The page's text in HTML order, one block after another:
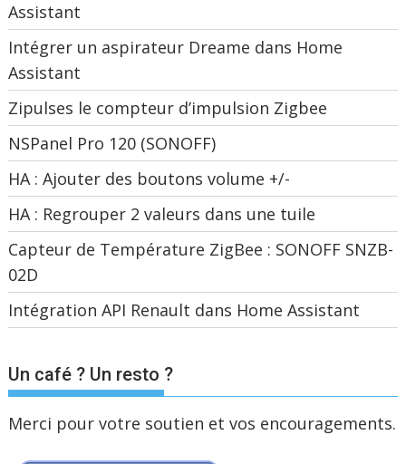
Assistant
Intégrer un aspirateur Dreame dans Home
Assistant
Zipulses le compteur d’impulsion Zigbee
NSPanel Pro 120 (SONOFF)
HA : Ajouter des boutons volume +/-
HA : Regrouper 2 valeurs dans une tuile
Capteur de Température ZigBee : SONOFF SNZB-
02D
Intégration API Renault dans Home Assistant
Un café ? Un resto ?
Merci pour votre soutien et vos encouragements.